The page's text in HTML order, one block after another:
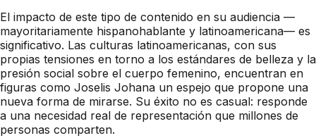
El impacto de este tipo de contenido en su audiencia —
mayoritariamente hispanohablante y latinoamericana— es
significativo. Las culturas latinoamericanas, con sus
propias tensiones en torno a los estándares de belleza y la
presión social sobre el cuerpo femenino, encuentran en
figuras como Joselis Johana un espejo que propone una
nueva forma de mirarse. Su éxito no es casual: responde
a una necesidad real de representación que millones de
personas comparten.